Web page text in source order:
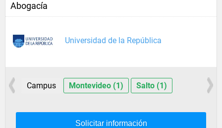
Abogacía
Universidad de la República
Campus Montevideo (1) Salto (1)
Solicitar información